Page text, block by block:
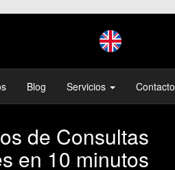
Blog Servicios Contacto
de Consultas
en 10 minutos